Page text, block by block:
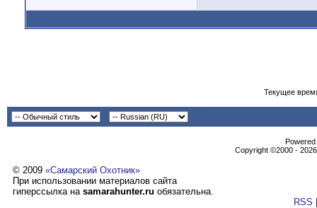
Текущее
Copyright ©2000 -
© 2009 «Самарский Охотник»
При использовании материалов сайта
гиперссылка на samarahunter.ru обязательна.
RSS